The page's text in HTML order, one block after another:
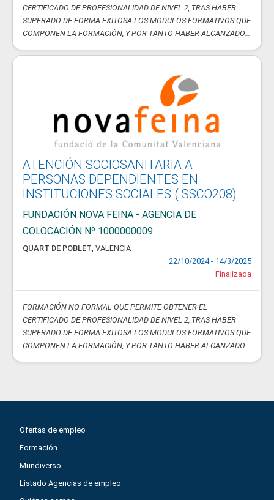
CERTIFICADO DE PROFESIONALIDAD DE NIVEL 2, TRAS HABER
SUPERADO DE FORMA EXITOSA LOS MODULOS FORMATIVOS QUE
COMPONEN LA FORMACIÓN, Y POR TANTO HABER ALCANZADO...
ATENCIÓN SOCIOSANITARIA A
PERSONAS DEPENDIENTES EN
INSTITUCIONES SOCIALES ( SSCO208)
FUNDACIÓN NOVA FEINA - AGENCIA DE
COLOCACIÓN Nº 1000000009
QUART DE POBLET, VALENCIA
22/10/2024 - 14/3/2025
Finalizada
FORMACIÓN NO FORMAL QUE PERMITE OBTENER EL
CERTIFICADO DE PROFESIONALIDAD DE NIVEL 2, TRAS HABER
SUPERADO DE FORMA EXITOSA LOS MODULOS FORMATIVOS QUE
COMPONEN LA FORMACIÓN, Y POR TANTO HABER ALCANZADO...
Ofertas de empleo
Formación
Mundiverso
Listado Agencias de empleo